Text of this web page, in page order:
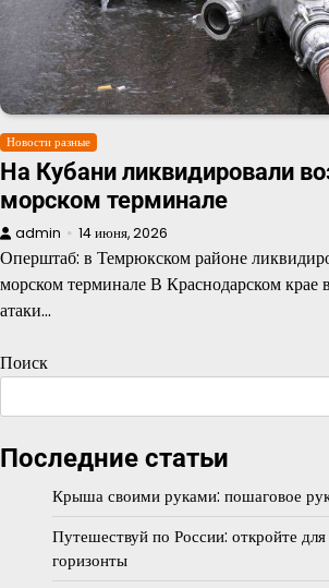
Новости разные
На Кубани ликвидировали
морском терминале
admin 14 июня, 2026
Оперштаб: в Темрюкском районе
морском терминале В Краснодарском крае
атаки…
Поиск
Последние статьи
Крыша своими руками: пошаговое
Путешествуй по России: откройте
горизонты